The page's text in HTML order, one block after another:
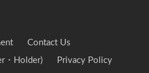
Contact Us
・Holder)
Privacy Policy